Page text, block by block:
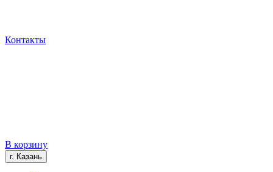
Контакты
В корзину
г. Казань